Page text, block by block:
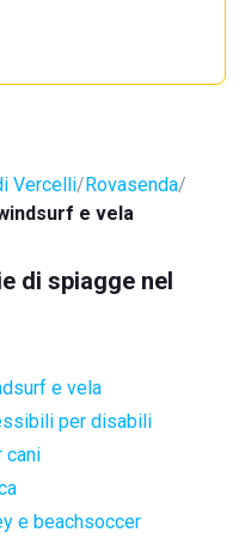
Vercelli Rovasenda
e vela
di spiagge nel
e vela
per disabili
cani
e beachsoccer